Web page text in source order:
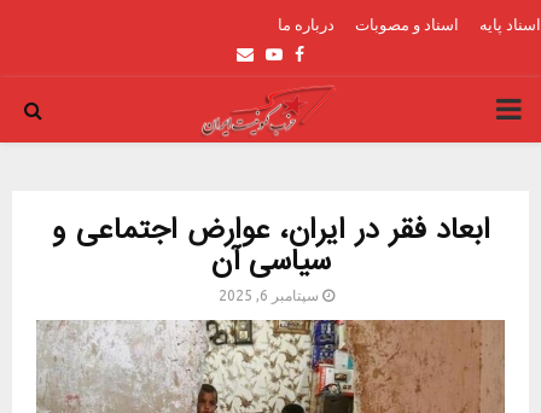
اسناد پایه اسناد و مصوبات درباره ما
Facebook
Youtube
Email
PRIMARY
ابعاد فقر در ایران، عوارض اجتماعی و
سیاسی آن
سپتامبر 6, 2025